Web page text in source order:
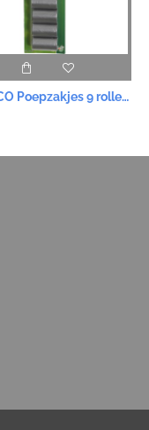
Boon ECO Poepzakjes 9 rollen - Grijs